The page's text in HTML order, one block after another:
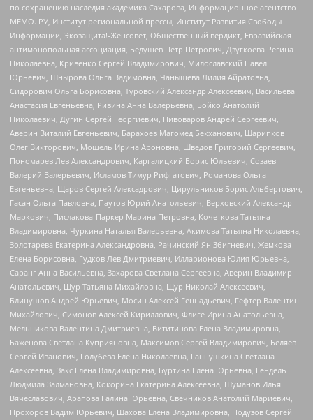
по сохранению наследия академика Сахарова, Информационное агентство
МЕМО. РУ, Институт региональной прессы, Институт Развития Свободы
Информации, Экозащита!-Женсовет, Общественный вердикт, Евразийская
антимонопольная ассоциация, Бедушев Петр Петрович, Дзугкоева Регина
Николаевна, Кривенко Сергей Владимирович, Милославский Павел
Юрьевич, Шнырова Ольга Вадимовна, Чанышева Лилия Айратовна,
Сидорович Ольга Борисовна, Туровский Александр Алексеевич, Васильева
Анастасия Евгеньевна, Ривина Анна Валерьевна, Бойко Анатолий
Николаевич, Дугин Сергей Георгиевич, Пивоваров Андрей Сергеевич,
Аверин Виталий Евгеньевич, Барахоев Магомед Бекханович, Шарипков
Олег Викторович, Мошель Ирина Ароновна, Шведов Григорий Сергеевич,
Пономарев Лев Александрович, Каргалицкий Борис Юльевич, Созаев
Валерий Валерьевич, Исламов Тимур Рифгатович, Романова Ольга
Евгеньевна, Щаров Сергей Алексадрович, Цирульников Борис Альбертович,
Гасан Ольга Павловна, Паутов Юрий Анатольевич, Верховский Александр
Маркович, Пислакова-Паркер Марина Петровна, Кочеткова Татьяна
Владимировна, Чуркина Наталья Валерьевна, Акимова Татьяна Николаевна,
Золотарева Екатерина Александровна, Рачинский Ян Збигневич, Жемкова
Елена Борисовна, Гудков Лев Дмитриевич, Илларионова Юлия Юрьевна,
Саранг Анна Васильевна, Захарова Светлана Сергеевна, Аверин Владимир
Анатольевич, Щур Татьяна Михайловна, Щур Николай Алексеевич,
Блинушов Андрей Юрьевич, Мосин Алексей Геннадьевич, Гефтер Валентин
Михайлович, Симонов Алексей Кириллович, Флиге Ирина Анатольевна,
Мельникова Валентина Дмитриевна, Вититинова Елена Владимировна,
Баженова Светлана Куприяновна, Максимов Сергей Владимирович, Беляев
Сергей Иванович, Голубева Елена Николаевна, Ганнушкина Светлана
Алексеевна, Закс Елена Владимировна, Буртина Елена Юрьевна, Гендель
Людмила Залмановна, Кокорина Екатерина Алексеевна, Шуманов Илья
Вячеславович, Арапова Галина Юрьевна, Свечников Анатолий Мариевич,
Прохоров Вадим Юрьевич, Шахова Елена Владимировна, Подузов Сергей